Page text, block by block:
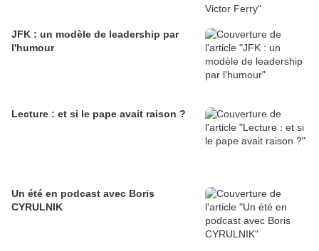
JFK : un modèle de leadership par
l'humour
Lecture : et si le pape avait raison ?
Un été en podcast avec Boris
CYRULNIK